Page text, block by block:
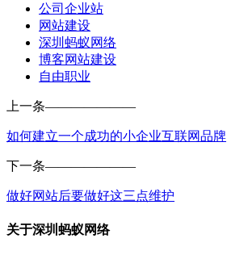
公司企业站
网站建设
深圳蚂蚁网络
博客网站建设
自由职业
上一条———————
如何建立一个成功的小企业互联网品牌
下一条———————
做好网站后要做好这三点维护
关于深圳蚂蚁网络